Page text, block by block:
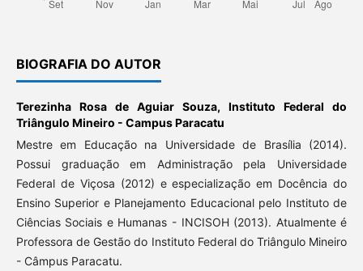
BIOGRAFIA DO AUTOR
Terezinha Rosa de Aguiar Souza,Instituto Federal do
Triângulo Mineiro - Campus Paracatu
Mestre em Educação na Universidade de Brasília (2014).
Possui graduação em Administração pela Universidade
Federal de Viçosa (2012) e especialização em Docência do
Ensino Superior e Planejamento Educacional pelo Instituto de
Ciências Sociais e Humanas - INCISOH (2013). Atualmente é
Professora de Gestão do Instituto Federal do Triângulo Mineiro
- Câmpus Paracatu.